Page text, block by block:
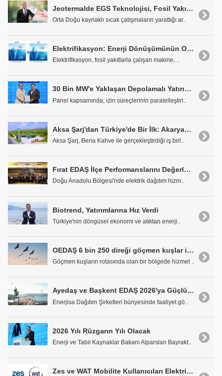
Jeotermalde EGS Teknolojisi, Fosil Yakıtsız Geleceğin Kapılarını Açıyor
Orta Doğu kaynaklı sıcak çatışmaların yarattığı ar..
Elektrifikasyon: Enerji Dönüşümünün Omurgası
Elektrifikasyon, fosil yakıtlarla çalışan makine, ..
30 Bin MW'e Yaklaşan Depolamalı Yatırım Talebi Gözleri Süper İzin Düzenlemelerine Çevirdi
Panel kapsamında; izin süreçlerinin paralelleştiri..
Aksa Şarj'dan Türkiye'de Bir İlk: Akaryakıt İstasyonu Tamamen Elektrikli Araç Şarj İstasyonuna Dönüştürüldü
Aksa Şarj, Bena Kahve ile gerçekleştirdiği iş birl..
Fırat EDAŞ İlçe Performanslarını Değerlendirdi, Çalışanlarını Ödüllendirdi
Doğu Anadolu Bölgesi'nde elektrik dağıtım hizm..
Biotrend, Yatırımlarına Hız Verdi
Türkiye'nin döngüsel ekonomi ve atıktan enerji..
OEDAŞ 6 bin 250 direği göçmen kuşlar için güvenli hale getirdi
Göçmen kuşların rotasında olan bir bölgede hizmet ..
Ayedaş ve Başkent EDAŞ 2026'ya Güçlü Girdi
Enerjisa Dağıtım Şirketleri bünyesinde faaliyet gö..
2026 Yılı Rüzgarın Yılı Olacak
Enerji ve Tabii Kaynaklar Bakanı Alparslan Bayrakt..
Zes ve WAT Mobilite Kullanıcıları Elektrikli Araç Şarj İstasyonlarına Tek Bir Platformdan Ulaşabilecek